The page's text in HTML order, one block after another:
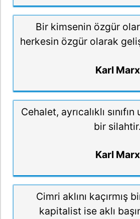
Bir kimsenin özgür
herkesin özgür olarak
Karl Marx
Cehalet, ayrıcalıklı
bir silahtir.
Karl Marx
Cimri aklını kaçırmış
kapitalist ise aklı